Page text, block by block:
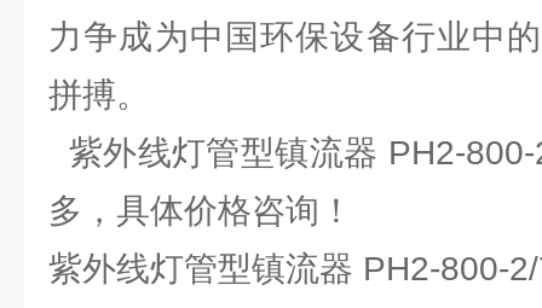
力争成为中国环保设备行业中
拼搏。
紫外线灯管型镇流器 PH2-
多，具体价格咨询！
紫外线灯管型镇流器 PH2-800-